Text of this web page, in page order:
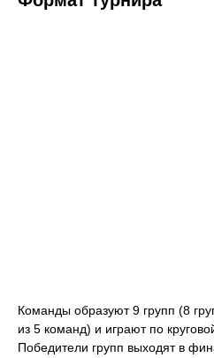
Команды образуют 9 групп (8
из 5 команд) и играют по
Победители групп выходят в